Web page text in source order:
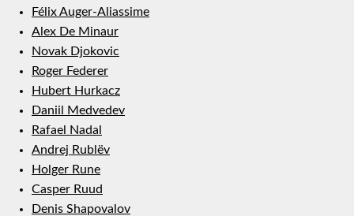
Félix Auger-Aliassime
Alex De Minaur
Novak Djokovic
Roger Federer
Hubert Hurkacz
Daniil Medvedev
Rafael Nadal
Andrej Rublëv
Holger Rune
Casper Ruud
Denis Shapovalov